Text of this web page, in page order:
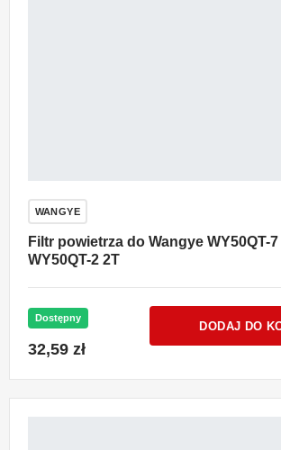
WANGYE
Filtr powietrza do Wangye WY50QT-7
WY50QT-2 2T
Dostępny
32,59 zł
DODAJ DO